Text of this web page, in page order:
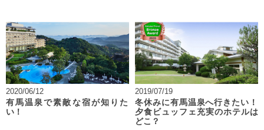
2020/06/12
有馬温泉で素敵な宿が知りた
い！
2019/07/19
冬休みに有馬温泉へ行きたい！
夕食ビュッフェ充実のホテルは
どこ？